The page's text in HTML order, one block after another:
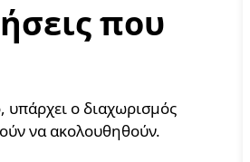
που
ο διαχωρισμός
να ακολουθηθούν.